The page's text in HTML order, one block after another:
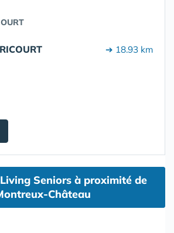
➔ 18.93 km
Seniors à proximité de
Château